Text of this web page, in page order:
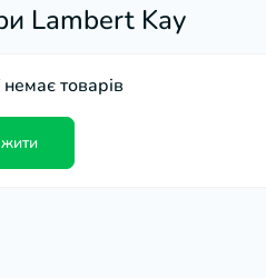
Lambert Kay
немає товарів